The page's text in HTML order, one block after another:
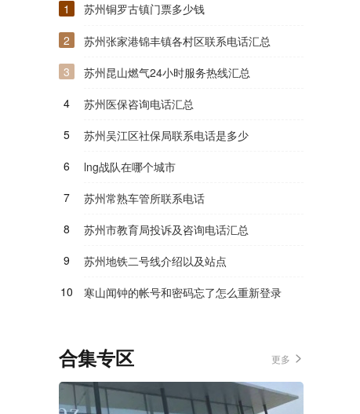
1
苏州铜罗古镇门票多少钱
2
苏州张家港锦丰镇各村区联系电话汇总
3
苏州昆山燃气24小时服务热线汇总
4
苏州医保咨询电话汇总
5
苏州吴江区社保局联系电话是多少
6
lng战队在哪个城市
7
苏州常熟车管所联系电话
8
苏州市教育局投诉及咨询电话汇总
9
苏州地铁二号线介绍以及站点
10
寒山闻钟的帐号和密码忘了怎么重新登录
合集专区 更多